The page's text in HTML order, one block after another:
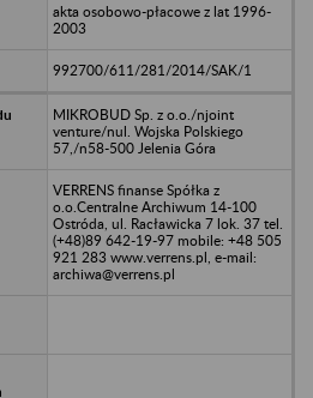
akta osobowo-płacowe z lat 1996-
2003
992700/611/281/2014/SAK/1
MIKROBUD Sp. z o.o./njoint
venture/nul. Wojska Polskiego
57,/n58-500 Jelenia Góra
VERRENS finanse Spółka z
o.o.Centralne Archiwum 14-100
Ostróda, ul. Racławicka 7 lok. 37 tel.
(+48)89 642-19-97 mobile: +48 505
921 283 www.verrens.pl, e-mail:
archiwa@verrens.pl